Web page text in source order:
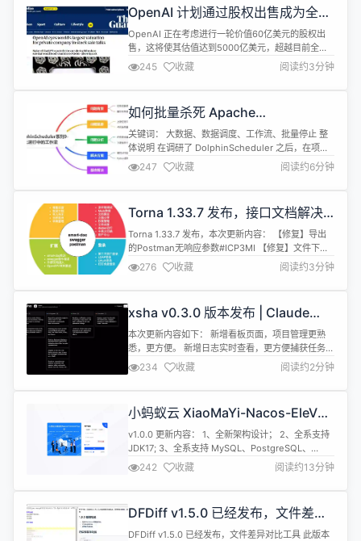
不涉及自有手机产品的研发与推出。 据了解，2019
年1月，字节跳动收购锤子科技部分...
​OpenAI 计划通过股权出售成为全球
最有价值私营公司，估值达 5000 亿
美元
OpenAI 正在考虑进行一轮价值60亿美元的股权出
售，这将使其估值达到5000亿美元，超越目前全球
最有价值的私人公司 SpaceX（估值3500亿美
元）。这次股权出售的股份将主要由现有和前员工出
售。 过去一年，OpenAI 经历了迅猛的增长，微软和
使其在2023年3月的估值达到了3000亿美元。而在
2022年...
245 收藏 阅读约3分钟
如何批量杀死 Apache
DolphinScheduler 运行中的工作
流？
关键词： 大数据、数据调度、工作流、批量停止 整
体说明 在调研了 DolphinScheduler 之后，在项目
上实际使用了一段时间，遇到了任务过多僵死的问
题，解决思路分享如下。 问题背景 任务依赖很多：
从下图可以看出，有些任务的后续依赖很多，一旦失
被堵死。 循环任务很多，有很多任务本身是循环调用
的其他任务的任务...
247 收藏 阅读约6分钟
Torna 1.33.7 发布，接口文档解决
方案
Torna 1.33.7 发布，本次更新内容： 【修复】导出
的Postman无响应参数#ICP3MI 【修复】文件下载
不显示中文问题#ICE4CR 【修复】导出的文档里接
口定义里没有公共请求头#ICAWUD 【优化】导出文
档可以选择是否隐藏维护人字段 支持多数据源配置文
档 关于 Torna 接口文档解决方案，目标是让接口文
档管理变得更加方便、快捷。Torna...
276 收藏 阅读约3分钟
xsha v0.3.0 版本发布 | Claude
Code Web UI
本次更新内容如下： 新增看板页面，项目管理更熟
悉，更方便。 新增日志实时查看，更方便捕获任务执
行内容 新增定时任务，最大化发挥 Claude Code 账
户价值 🚀 XSha - Cursor Background 开源替代
XSha 是一款将项目管理、Git、基于 AI 驱动的需求
通过任务对话即可...
234 收藏 阅读约2分钟
小蚂蚁云 XiaoMaYi-Nacos-EleVue
微服务框架 v1.0.0 发布
v1.0.0 更新内容： 1、全新架构设计； 2、全系支持
JDK17; 3、全系支持 MySQL、PostgreSQL、
SqlServer、Sqlite 等数据库； 项目介绍 基于
SpringCloud、SpringSecurity、OAuth2、
Nacos、Seata、MybatisPlus、Vue3、
242 收藏 阅读约13分钟
DFDiff v1.5.0 已经发布，文件差异
对比工具
DFDiff v1.5.0 已经发布，文件差异对比工具 此版本